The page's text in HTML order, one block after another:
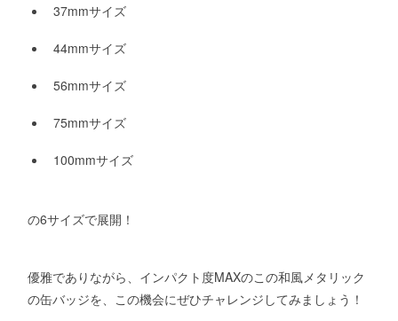
37mmサイズ
44mmサイズ
56mmサイズ
75mmサイズ
100mmサイズ
の6サイズで展開！
優雅でありながら、インパクト度MAXのこの和風メタリック
の缶バッジを、この機会にぜひチャレンジしてみましょう！